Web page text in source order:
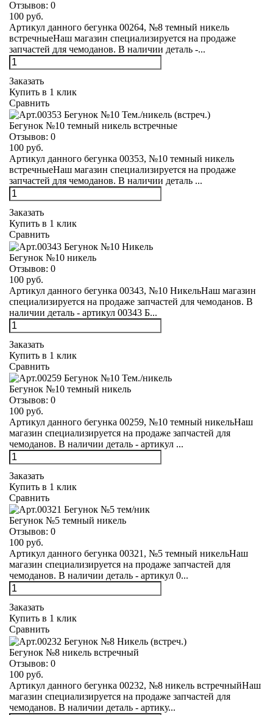
Отзывов: 0
100 руб.
Артикул данного бегунка 00264, №8 темный никель
встречныеНаш магазин специализируется на продаже
запчастей для чемоданов. В наличии деталь -...
Заказать
Купить в 1 клик
Сравнить
Бегунок №10 темный никель встречные
Отзывов: 0
100 руб.
Артикул данного бегунка 00353, №10 темный никель
встречныеНаш магазин специализируется на продаже
запчастей для чемоданов. В наличии деталь ...
Заказать
Купить в 1 клик
Сравнить
Бегунок №10 никель
Отзывов: 0
100 руб.
Артикул данного бегунка 00343, №10 НикельНаш магазин
специализируется на продаже запчастей для чемоданов. В
наличии деталь - артикул 00343 Б...
Заказать
Купить в 1 клик
Сравнить
Бегунок №10 темный никель
Отзывов: 0
100 руб.
Артикул данного бегунка 00259, №10 темный никельНаш
магазин специализируется на продаже запчастей для
чемоданов. В наличии деталь - артикул ...
Заказать
Купить в 1 клик
Сравнить
Бегунок №5 темный никель
Отзывов: 0
100 руб.
Артикул данного бегунка 00321, №5 темный никельНаш
магазин специализируется на продаже запчастей для
чемоданов. В наличии деталь - артикул 0...
Заказать
Купить в 1 клик
Сравнить
Бегунок №8 никель встречный
Отзывов: 0
100 руб.
Артикул данного бегунка 00232, №8 никель встречныйНаш
магазин специализируется на продаже запчастей для
чемоданов. В наличии деталь - артику...